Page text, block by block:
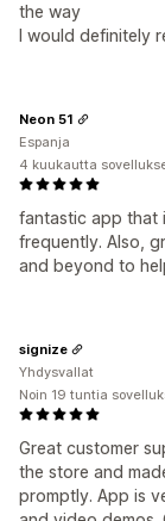
the way
I would definitely
fantastic app that
frequently. Also,
and beyond to
Neon 51
Espanja
4 kuukautta
Great customer
the store and
promptly. App is
signize
Yhdysvallat
Noin 19 tuntia